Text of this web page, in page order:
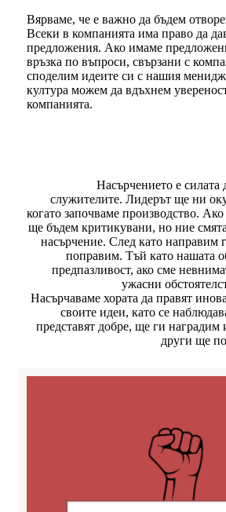
Вярваме, че е важно да бъдем
Всеки в компанията има право да
предложения. Ако имаме
връзка по въпроси, свързани с
споделим идеите си с нашия
култура можем да вдъхнем
компанията.
Насърчението е силата
служителите. Лидерът ще ни
когато започваме производство.
ще бъдем критикувани, но ние
насърчение. След като направим
поправим. Тъй като нашата
предпазливост, ако сме
ужасни
Насърчаваме хората да правят
своите идеи, като се
представят добре, ще ги наградим
други ще